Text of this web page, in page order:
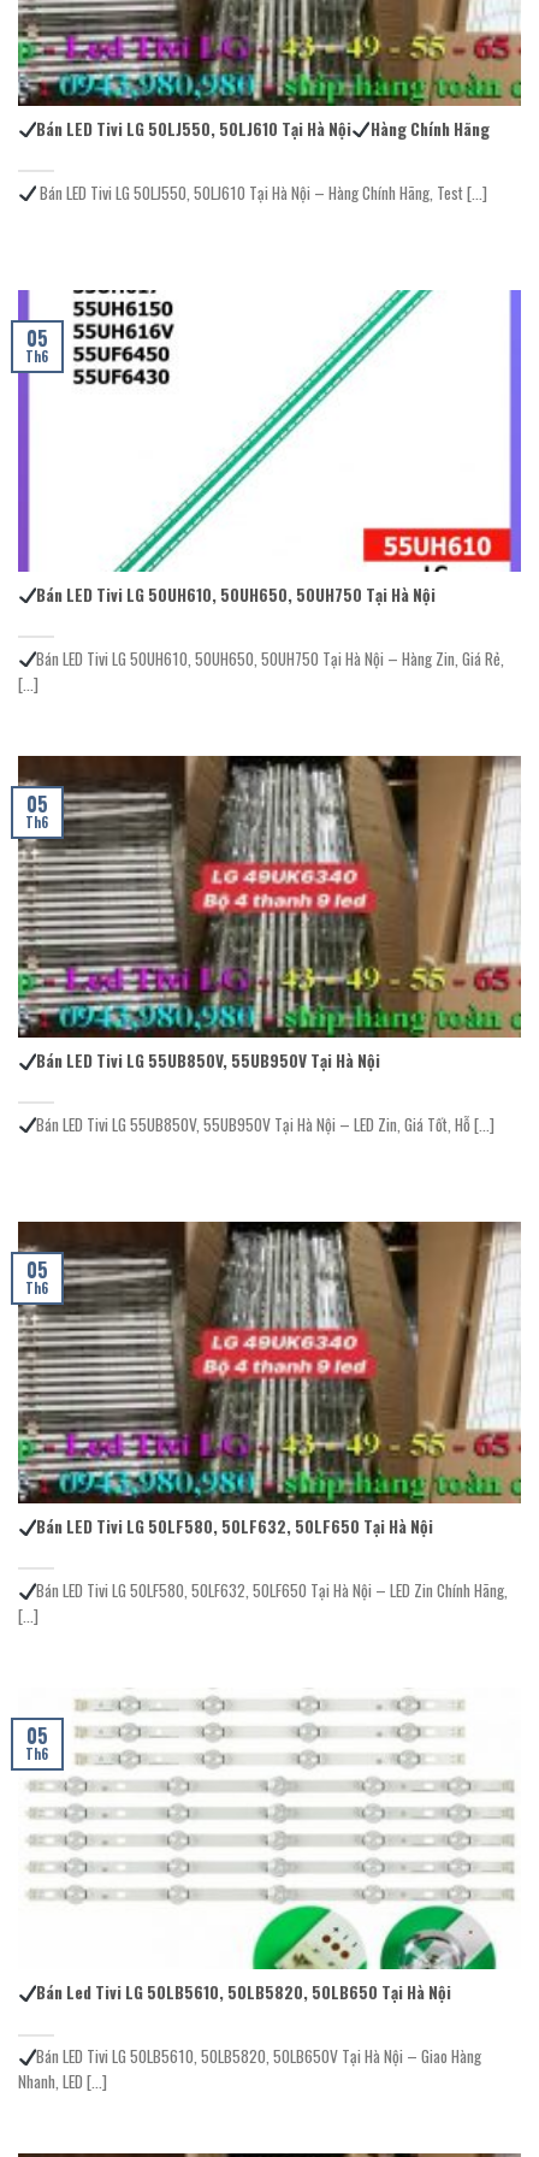
Bán LED Tivi LG 50LJ550, 50LJ610 Tại Hà Nội Hàng Chính Hãng
Bán LED Tivi LG 50LJ550, 50LJ610 Tại Hà Nội – Hàng Chính Hãng, Test [...]
Bán LED Tivi LG 50UH610, 50UH650, 50UH750 Tại Hà Nội
Bán LED Tivi LG 50UH610, 50UH650, 50UH750 Tại Hà Nội – Hàng Zin, Giá Rẻ,
[...]
05
Th6
Bán LED Tivi LG 55UB850V, 55UB950V Tại Hà Nội
Bán LED Tivi LG 55UB850V, 55UB950V Tại Hà Nội – LED Zin, Giá Tốt, Hỗ [...]
05
Th6
Bán LED Tivi LG 50LF580, 50LF632, 50LF650 Tại Hà Nội
Bán LED Tivi LG 50LF580, 50LF632, 50LF650 Tại Hà Nội – LED Zin Chính Hãng,
[...]
05
Th6
Bán Led Tivi LG 50LB5610, 50LB5820, 50LB650 Tại Hà Nội
Bán LED Tivi LG 50LB5610, 50LB5820, 50LB650V Tại Hà Nội – Giao Hàng
Nhanh, LED [...]
05
Th6